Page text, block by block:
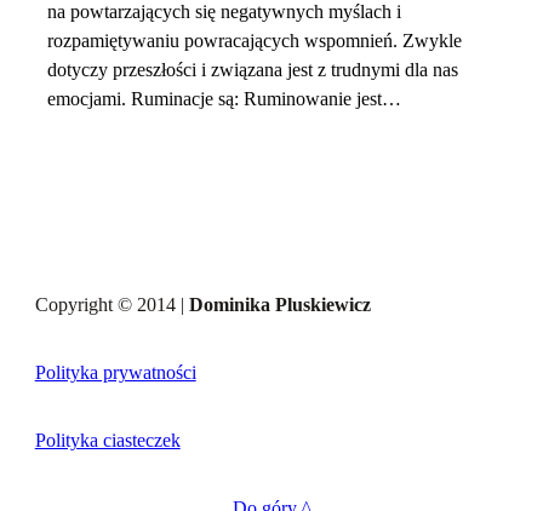
na powtarzających się negatywnych myślach i
rozpamiętywaniu powracających wspomnień. Zwykle
dotyczy przeszłości i związana jest z trudnymi dla nas
emocjami. Ruminacje są: Ruminowanie jest…
Copyright © 2014 | Dominika Pluskiewicz
Polityka prywatności
Polityka ciasteczek